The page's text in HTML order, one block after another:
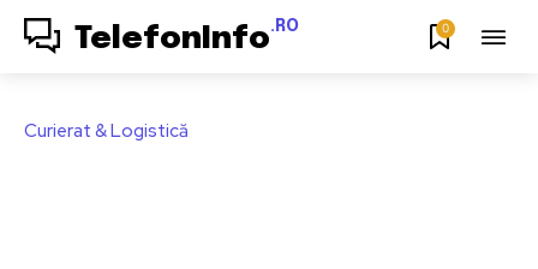
TelefonInfo.RO 0
Curierat & Logistică